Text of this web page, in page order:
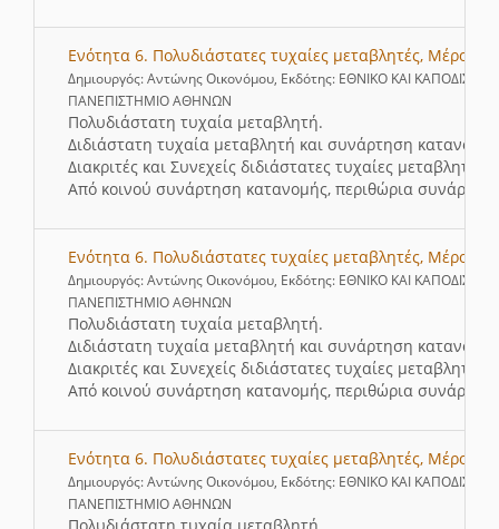
Ενότητα 6. Πολυδιάστατες τυχαίες μεταβλητές, Μέρος 2
Δημιουργός: Αντώνης Οικονόμου, Εκδότης: ΕΘΝΙΚΟ ΚΑΙ
ΠΑΝΕΠΙΣΤΗΜΙΟ ΑΘΗΝΩΝ
Πολυδιάστατη τυχαία μεταβλητή.
Διδιάστατη τυχαία μεταβλητή και συνάρτηση
Διακριτές και Συνεχείς διδιάστατες τυχαίες μεταβλητές.
Από κοινού συνάρτηση κατανομής, περιθώρια
Ενότητα 6. Πολυδιάστατες τυχαίες μεταβλητές, Μέρος 3
Δημιουργός: Αντώνης Οικονόμου, Εκδότης: ΕΘΝΙΚΟ ΚΑΙ
ΠΑΝΕΠΙΣΤΗΜΙΟ ΑΘΗΝΩΝ
Πολυδιάστατη τυχαία μεταβλητή.
Διδιάστατη τυχαία μεταβλητή και συνάρτηση
Διακριτές και Συνεχείς διδιάστατες τυχαίες μεταβλητές.
Από κοινού συνάρτηση κατανομής, περιθώρια
Ενότητα 6. Πολυδιάστατες τυχαίες μεταβλητές, Μέρος 4
Δημιουργός: Αντώνης Οικονόμου, Εκδότης: ΕΘΝΙΚΟ ΚΑΙ
ΠΑΝΕΠΙΣΤΗΜΙΟ ΑΘΗΝΩΝ